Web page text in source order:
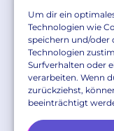
Um dir ein
Technologien wie
speichern und/oder
Technologien
Surfverhalten oder
verarbeiten. Wenn
zurückziehst,
beeinträchtigt
Wie viele
KI?
In welchen
Berater